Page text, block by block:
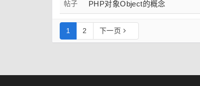
帖子 PHP对象Object的概念
1 2 下一页